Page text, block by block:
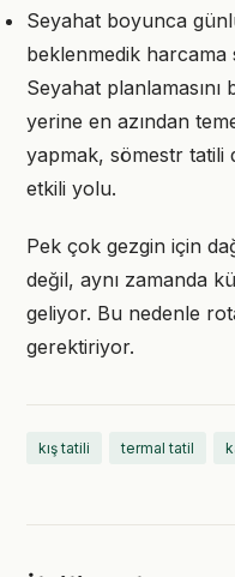
Seyahat boyunca
beklenmedik
Seyahat planlamasını
yerine en azından
yapmak, sömestr tatili
etkili yolu.
Pek çok gezgin için
değil, aynı zamanda
geliyor. Bu nedenle
gerektiriyor.
kış tatili termal tatil